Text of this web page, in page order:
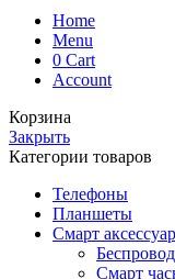
Home
Menu
0 Cart
Account
Корзина
Закрыть
Категории товаров
Телефоны
Планшеты
Смарт
Смарт